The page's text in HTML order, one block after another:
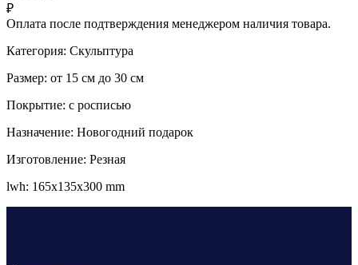
₽
Оплата после подтверждения менеджером наличия товара.
Категория: Скульптура
Размер: от 15 см до 30 см
Покрытие: с росписью
Назначение: Новогодний подарок
Изготовление: Резная
lwh: 165x135x300 mm